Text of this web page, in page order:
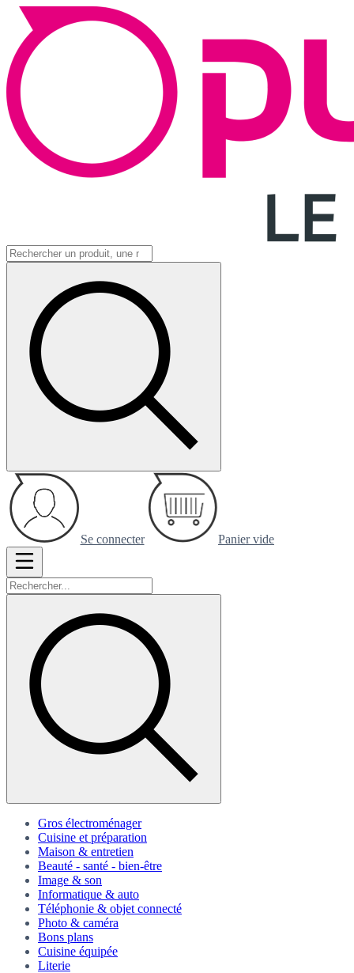
Se connecter Panier vide
Gros électroménager
Cuisine et préparation
Maison & entretien
Beauté - santé - bien-être
Image & son
Informatique & auto
Téléphonie & objet connecté
Photo & caméra
Bons plans
Cuisine équipée
Literie